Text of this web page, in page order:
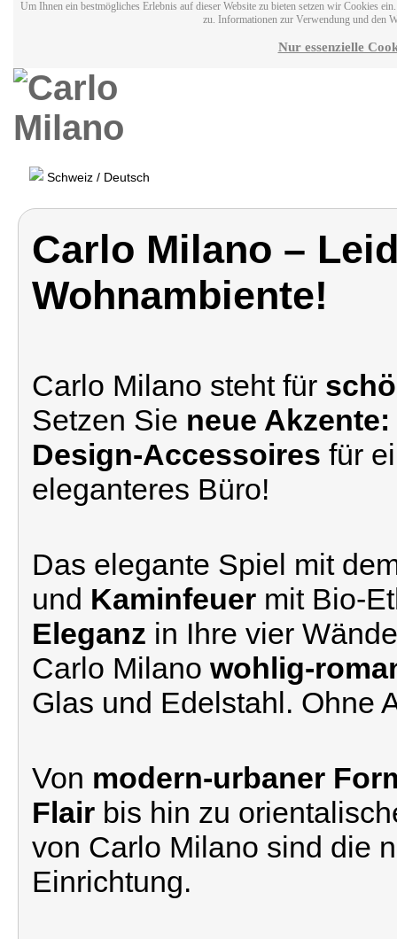
Um Ihnen ein bestmögliches Erlebnis auf dieser Website zu bieten setzen wir Cookies
zu. Informationen zur Verwendung und den
Nur essenzielle
Schweiz / Deutsch
Carlo Milano –
Wohnambiente!
Carlo Milano steht für
Setzen Sie neue
Design-Accessoires für
eleganteres Büro!
Das elegante Spiel mit
und Kaminfeuer mit Bio-
Eleganz in Ihre vier
Carlo Milano wohlig-
Glas und Edelstahl. Ohne
Von modern-urbaner
Flair bis hin zu
von Carlo Milano sind die
Einrichtung.